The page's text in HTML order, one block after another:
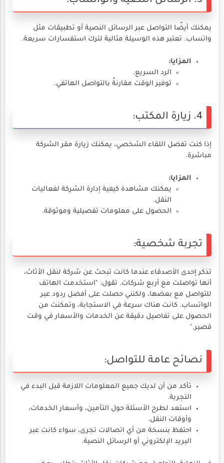
يمكنك أيضًا التواصل عبر الرسائل النصية أو تطبيقات مثل
واتساب. تعتبر هذه الوسيلة مثالية لترك استفسارات سريعة.
المزايا:
الرد السريع.
توفير الوقت مقارنةً بالتواصل الهاتفي.
4. زيارة المكتب:
إذا كنت تفضل اللقاء الشخصي، يمكنك زيارة مقر الشركة
مباشرة.
المزايا:
يمكنك مشاهدة كيفية إدارة الشركة لفعاليات
النقل.
الحصول على معلومات تفصيلية وموثوقة.
تجربة شخصية:
تذكر إحدى الأصدقاء عندما كانت تبحث عن شركة لنقل الأثاث،
أنها تواصلت مع أربع شركات. تقول: "استخدمت الهاتف
للتواصل مع بعضها، ولكنني حصلت على أفضل ردود عبر
الواتساب. كانت هناك سرعة في الاستجابة، وتمكنت من
الحصول على تفاصيل دقيقة عن الخدمات والأسعار في وقت
قصير."
نصائح عامة للتواصل:
تأكد من أن لديك جميع المعلومات اللازمة قبل البدء في
التجربة.
استعد لطرح الأسئلة حول التأمين، وأسعار الخدمات،
وأوقات النقل.
احتفظ بنسخة من أي اتصالات تجرى، سواء كانت عبر
البريد الإلكتروني أو الرسائل النصية.